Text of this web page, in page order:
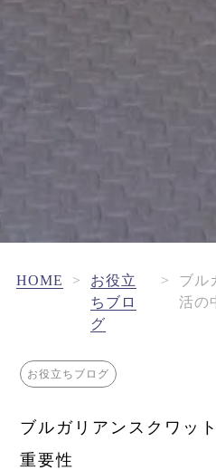
HOME >
お役立
ちブロ
グ
>
ブル
活の
お役立ちブログ
ブルガリアンスクワッ
重要性